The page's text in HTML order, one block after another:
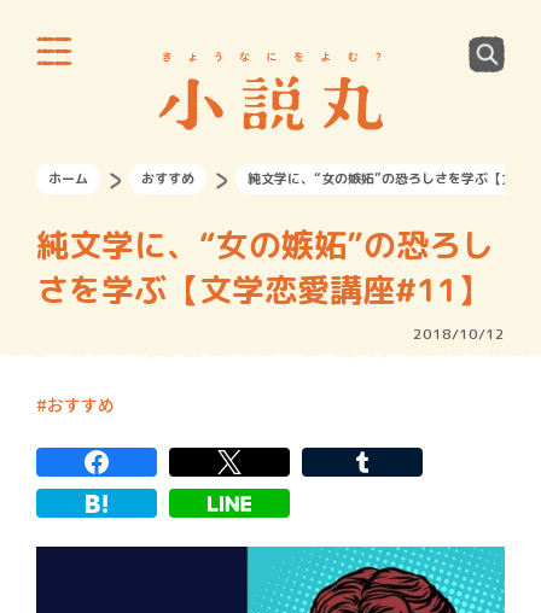
ホーム おすすめ 純文学に、“女の嫉妬”の恐ろしさを学ぶ【文学
純文学に、“女の嫉妬”の恐ろし
さを学ぶ【文学恋愛講座#11】
2018/10/12
おすすめ